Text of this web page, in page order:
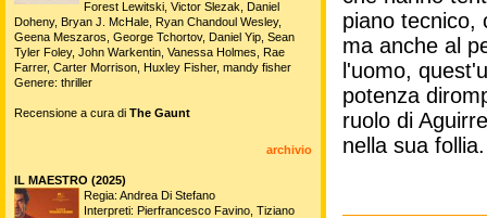
piano tecnico,
ma anche al
l'uomo,
potenza
ruolo di
nella sua follia.
Forest Lewitski, Victor Slezak, Daniel
Doheny, Bryan J. McHale, Ryan Chandoul Wesley,
Geena Meszaros, George Tchortov, Daniel Yip, Sean
Tyler Foley, John Warkentin, Vanessa Holmes, Rae
Farrer, Carter Morrison, Huxley Fisher, mandy fisher
Genere: thriller
Recensione a cura di The Gaunt
archivio
IL MAESTRO (2025)
Regia: Andrea Di Stefano
Interpreti: Pierfrancesco Favino, Tiziano